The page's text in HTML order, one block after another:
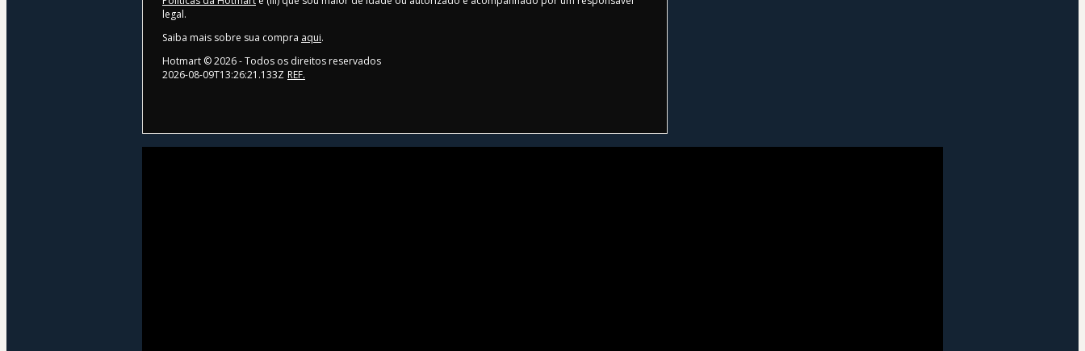
legal.
Saiba mais sobre sua compra aqui.
Hotmart ©2026- Todos os direitos reservados
2026-08-09T13:26:21.133Z REF.